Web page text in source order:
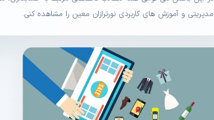
مدیریتی و آموزش های کاربردی نورترازان معین را مشاهده کنی.